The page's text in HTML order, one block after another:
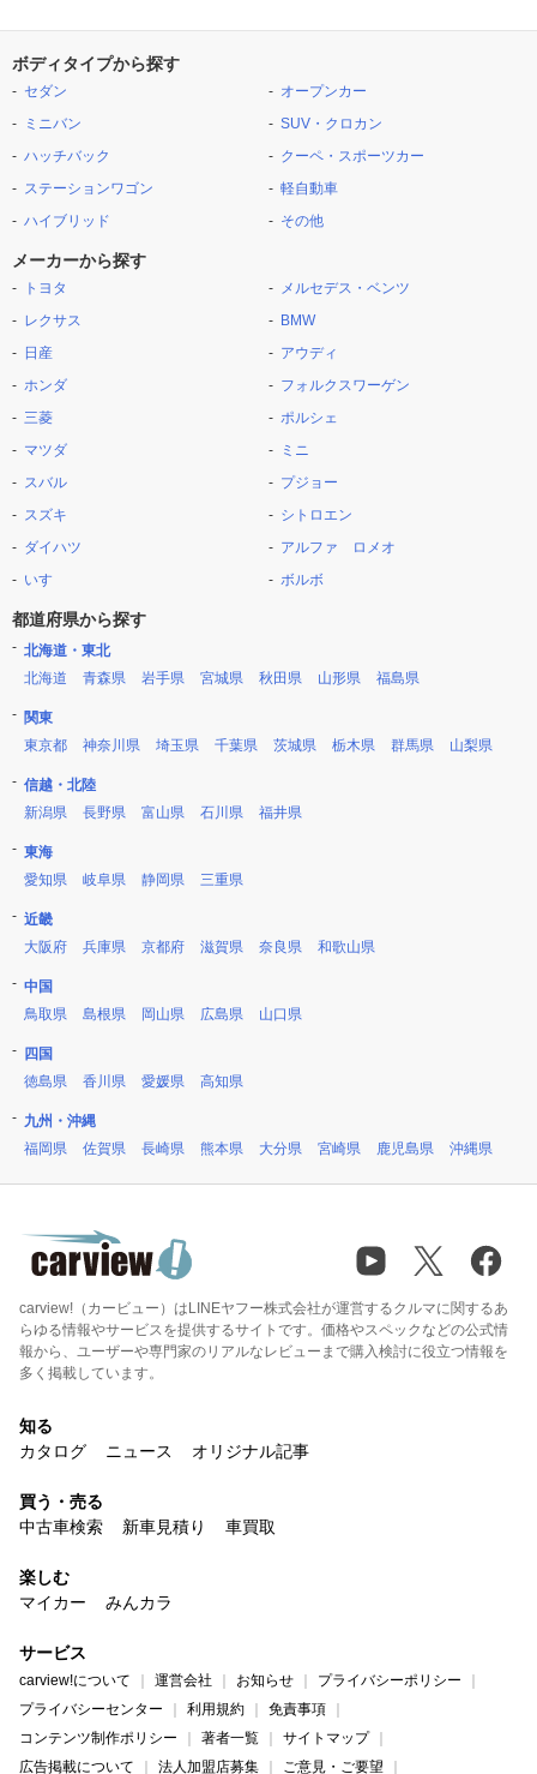
ボディタイプから探す
セダン
ミニバン
ハッチバック
ステーションワゴン
ハイブリッド
オープンカー
SUV・クロカン
クーペ・スポーツカー
軽自動車
その他
メーカーから探す
トヨタ
レクサス
日産
ホンダ
三菱
マツダ
スバル
スズキ
ダイハツ
いすゞ
メルセデス・ベンツ
BMW
アウディ
フォルクスワーゲン
ポルシェ
ミニ
プジョー
シトロエン
アルファ ロメオ
ボルボ
都道府県から探す
北海道・東北
北海道
青森県 岩手県 宮城県 秋田県 山形県 福島県
関東
東京都
神奈川県 埼玉県 千葉県 茨城県 栃木県 群馬県 山梨県
信越・北陸
新潟県
長野県 富山県 石川県 福井県
東海
愛知県
岐阜県 静岡県 三重県
近畿
大阪府
兵庫県 京都府 滋賀県 奈良県 和歌山県
中国
鳥取県
島根県 岡山県 広島県 山口県
四国
徳島県
香川県 愛媛県 高知県
九州・沖縄
福岡県
佐賀県 長崎県 熊本県 大分県 宮崎県 鹿児島県 沖縄県
carview!（カービュー）はLINEヤフー株式会社が運営するクルマに関するあ
らゆる情報やサービスを提供するサイトです。価格やスペックなどの公式情
報から、ユーザーや専門家のリアルなレビューまで購入検討に役立つ情報を
多く掲載しています。
知る
カタログ
ニュース オリジナル記事
買う・売る
中古車検索
新車見積り 車買取
楽しむ
マイカー
みんカラ
サービス
carview!について 運営会社 お知らせ
プライバシーポリシー
プライバシーセンター
利用規約
免責事項
コンテンツ制作ポリシー
著者一覧
サイトマップ
広告掲載について
法人加盟店募集 ご意見・ご要望